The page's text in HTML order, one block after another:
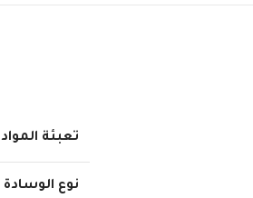
تعبئة المواد
نوع الوسادة